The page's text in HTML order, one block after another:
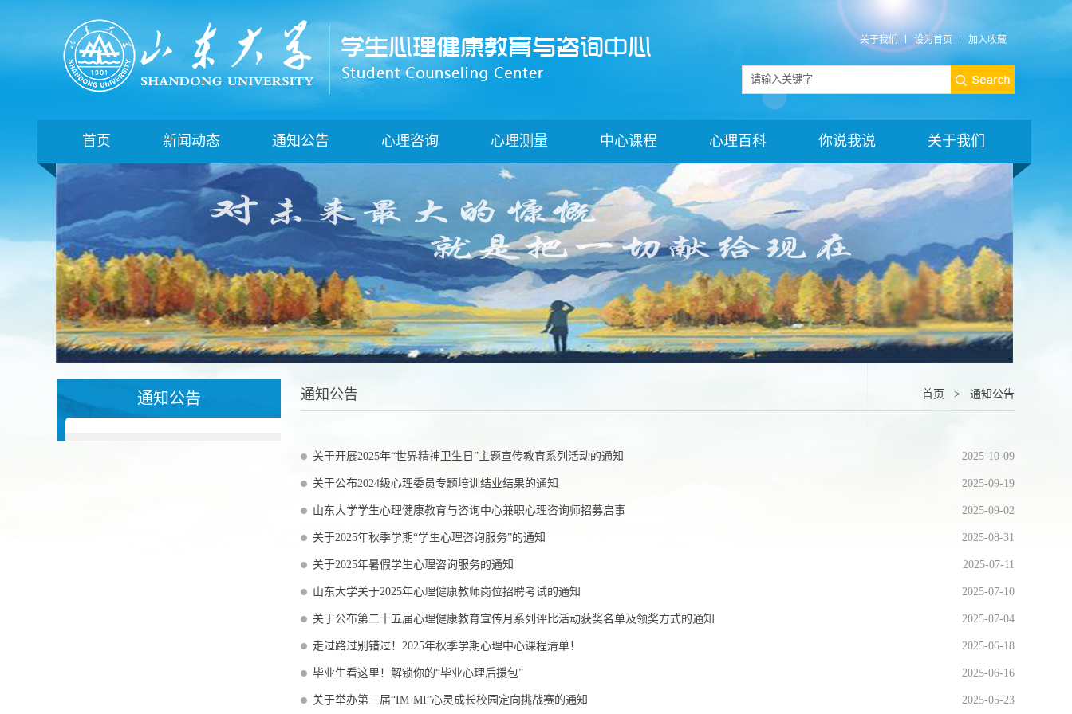
关于我们 设为首页 加入收藏
首页 新闻动态 通知公告 心理咨询 心理测量 中心课程 心理百科 你说我说 关于我们
通知公告 首页 > 通知公告
通知公告
关于开展2025年“世界精神卫生日”主题宣传教育系列活动的通知 2025-10-09
关于公布2024级心理委员专题培训结业结果的通知 2025-09-19
山东大学学生心理健康教育与咨询中心兼职心理咨询师招募启事 2025-09-02
关于2025年秋季学期“学生心理咨询服务”的通知 2025-08-31
关于2025年暑假学生心理咨询服务的通知 2025-07-11
山东大学关于2025年心理健康教师岗位招聘考试的通知 2025-07-10
关于公布第二十五届心理健康教育宣传月系列评比活动获奖名单及领奖方式的通知 2025-07-04
走过路过别错过！2025年秋季学期心理中心课程清单！ 2025-06-18
毕业生看这里！解锁你的“毕业心理后援包” 2025-06-16
关于举办第三届“IM·MI”心灵成长校园定向挑战赛的通知 2025-05-23